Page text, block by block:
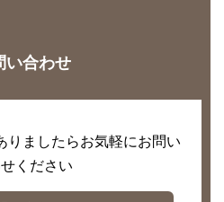
い合わせ
りましたらお気軽にお問い
ください